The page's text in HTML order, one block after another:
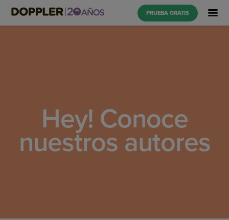
PRUEBA GRATIS
Hey! Conoce
nuestros autores